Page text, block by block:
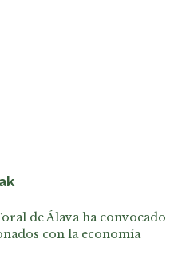
de Álava ha convocado
con la economía